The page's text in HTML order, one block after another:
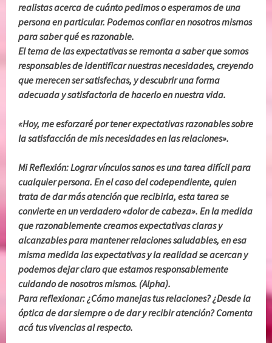
realistas acerca de cuánto pedimos o esperamos de una
persona en particular. Podemos confiar en nosotros mismos
para saber qué es razonable.
El tema de las expectativas se remonta a saber que somos
responsables de identificar nuestras necesidades, creyendo
que merecen ser satisfechas, y descubrir una forma
adecuada y satisfactoria de hacerlo en nuestra vida.
«Hoy, me esforzaré por tener expectativas razonables sobre
la satisfacción de mis necesidades en las relaciones».
Mi Reflexión: Lograr vínculos sanos es una tarea difícil para
cualquier persona. En el caso del codependiente, quien
trata de dar más atención que recibirla, esta tarea se
convierte en un verdadero «dolor de cabeza». En la medida
que razonablemente creamos expectativas claras y
alcanzables para mantener relaciones saludables, en esa
misma medida las expectativas y la realidad se acercan y
podemos dejar claro que estamos responsablemente
cuidando de nosotros mismos. (Alpha).
Para reflexionar: ¿Cómo manejas tus relaciones? ¿Desde la
óptica de dar siempre o de dar y recibir atención? Comenta
acá tus vivencias al respecto.